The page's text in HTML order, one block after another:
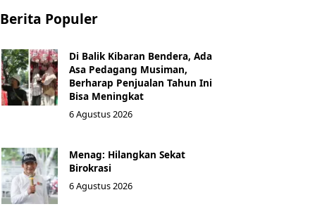
Berita Populer
Di Balik Kibaran Bendera, Ada
Asa Pedagang Musiman,
Berharap Penjualan Tahun Ini
Bisa Meningkat
6 Agustus 2026
Menag: Hilangkan Sekat
Birokrasi
6 Agustus 2026